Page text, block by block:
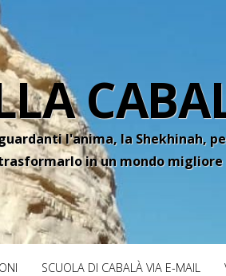
l'anima, la Shekhinah,
in un mondo migliore
SCUOLA DI CABALÀ VIA E-MAIL